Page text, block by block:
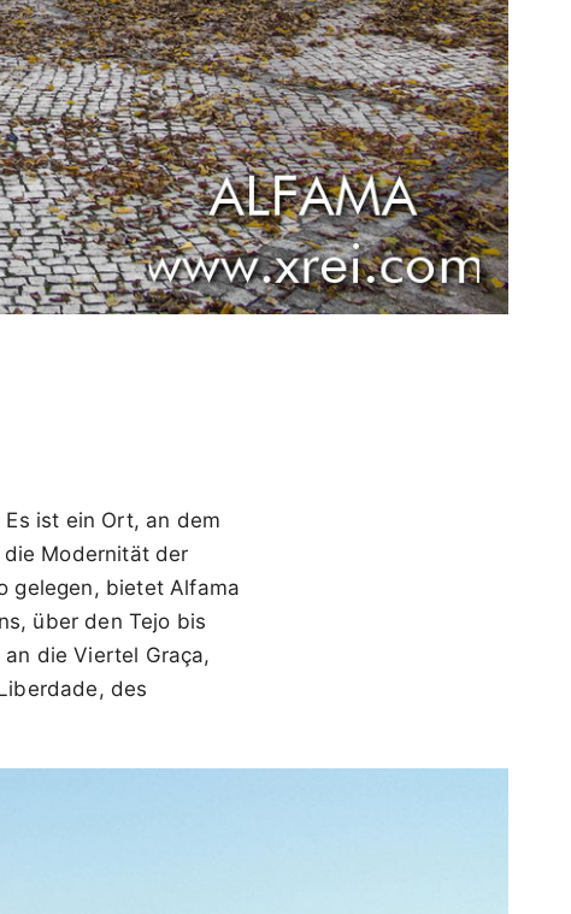
ist ein Ort, an dem
Modernität der
gelegen, bietet Alfama
über den Tejo bis
die Viertel Graça,
des